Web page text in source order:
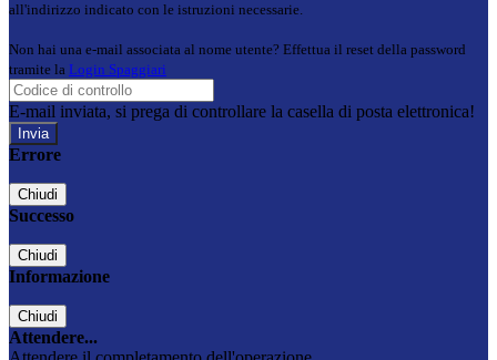
all'indirizzo indicato con le istruzioni necessarie.
Non hai una e-mail associata al nome utente? Effettua il reset della password
tramite la Login Spaggiari
E-mail inviata, si prega di controllare la casella di posta elettronica!
Errore
Chiudi
Successo
Chiudi
Informazione
Chiudi
Attendere...